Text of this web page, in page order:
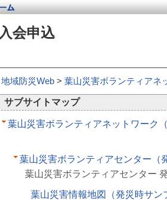
入会申込
地域防災Web > 葉山災害ボランティアネ
サブサイトマップ
葉山災害ボランティアネットワーク
葉山災害ボランティアセンター（
葉山災害ボランティアセンター
葉山災害情報地図（発災時サン